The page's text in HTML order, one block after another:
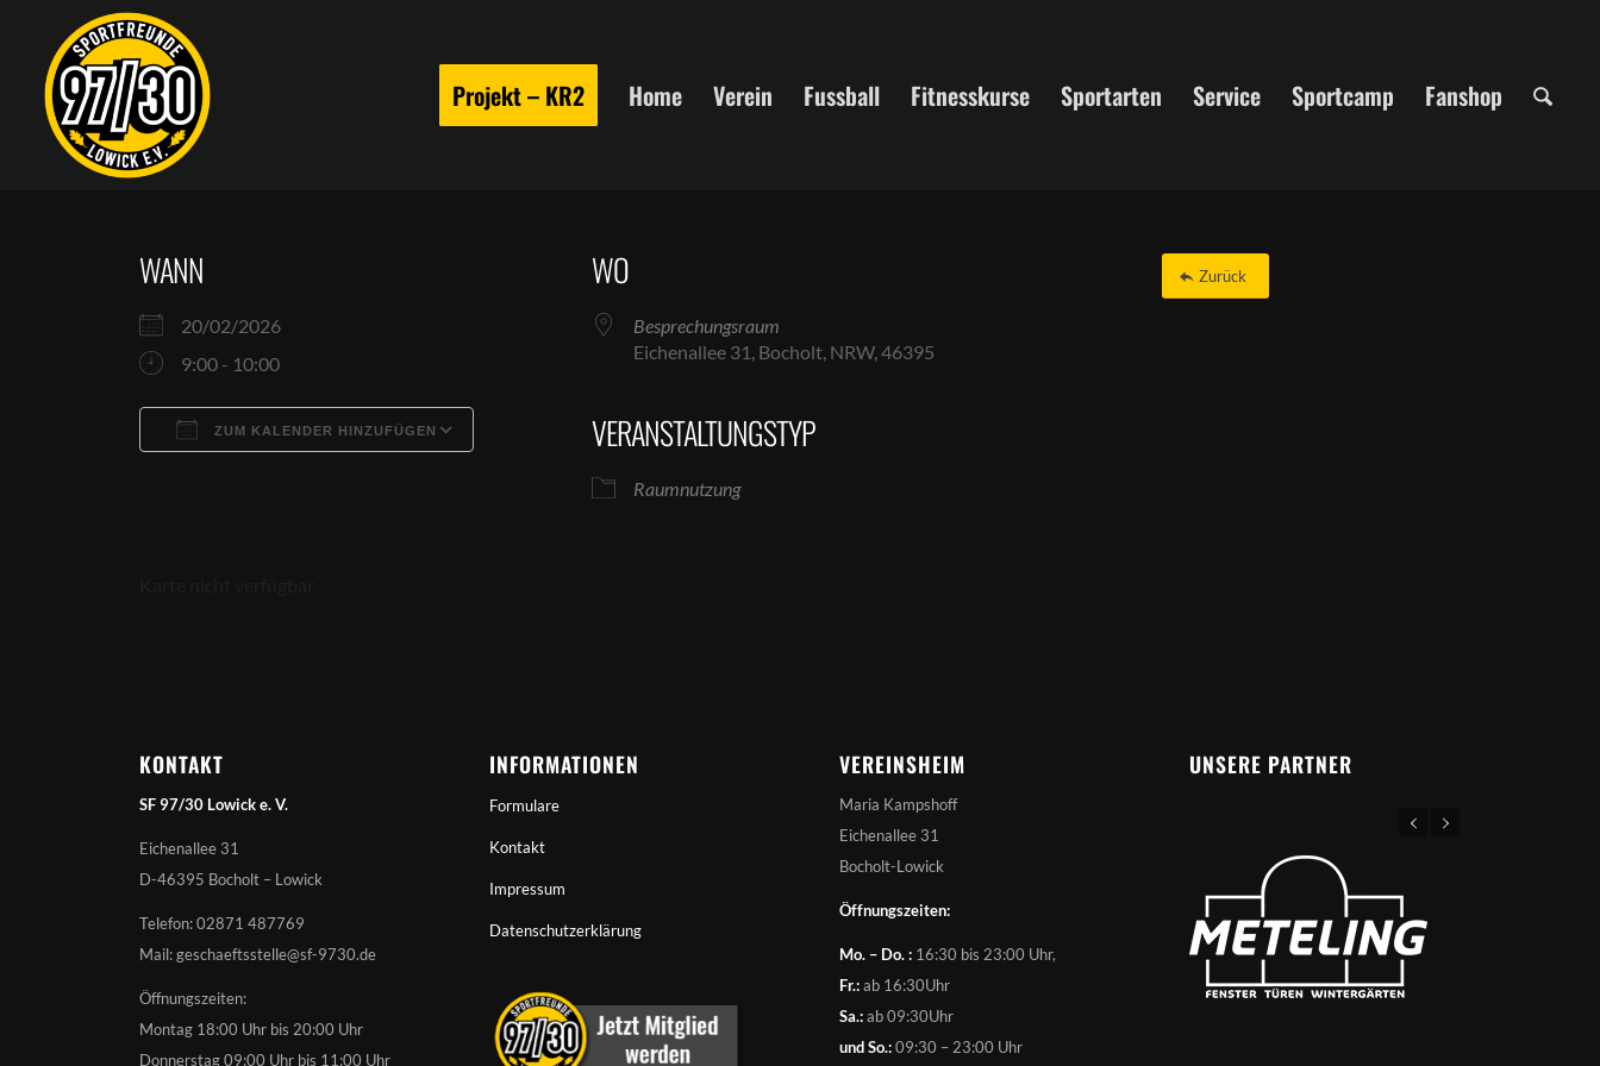
Projekt – KR2 Home Verein Fussball Fitnesskurse Sportarten Service Sportcamp Fanshop
WANN
20/02/2026
9:00 - 10:00
ZUM KALENDER HINZUFÜGEN
Google Kalender
WO
Besprechungsraum
Eichenallee 31, Bocholt, NRW, 46395
VERANSTALTUNGSTYP
Raumnutzung
Zurück
KONTAKT
SF 97/30 Lowick e. V.
Eichenallee 31
D-46395 Bocholt – Lowick
Telefon: 02871 487769
Mail: geschaeftsstelle@sf-9730.de
Öffnungszeiten:
Montag 18:00 Uhr bis 20:00 Uhr
Donnerstag 09:00 Uhr bis 11:00 Uhr
INFORMATIONEN
Formulare
Kontakt
Impressum
Datenschutzerklärung
VEREINSHEIM
Maria Kampshoff
Eichenallee 31
Bocholt-Lowick
Öffnungszeiten:
Mo. – Do. : 16:30 bis 23:00 Uhr,
Fr.:ab 16:30Uhr
Sa.:ab 09:30Uhr
und So.:09:30 – 23:00 Uhr
UNSERE PARTNER